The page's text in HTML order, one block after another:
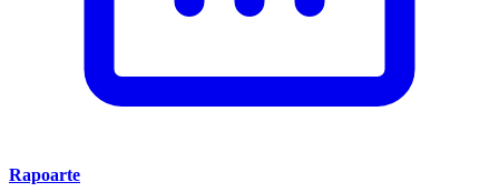
Rapoarte